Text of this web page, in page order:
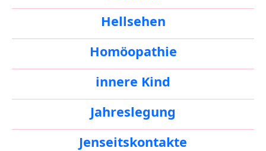
Hellsehen
Homöopathie
innere Kind
Jahreslegung
Jenseitskontakte